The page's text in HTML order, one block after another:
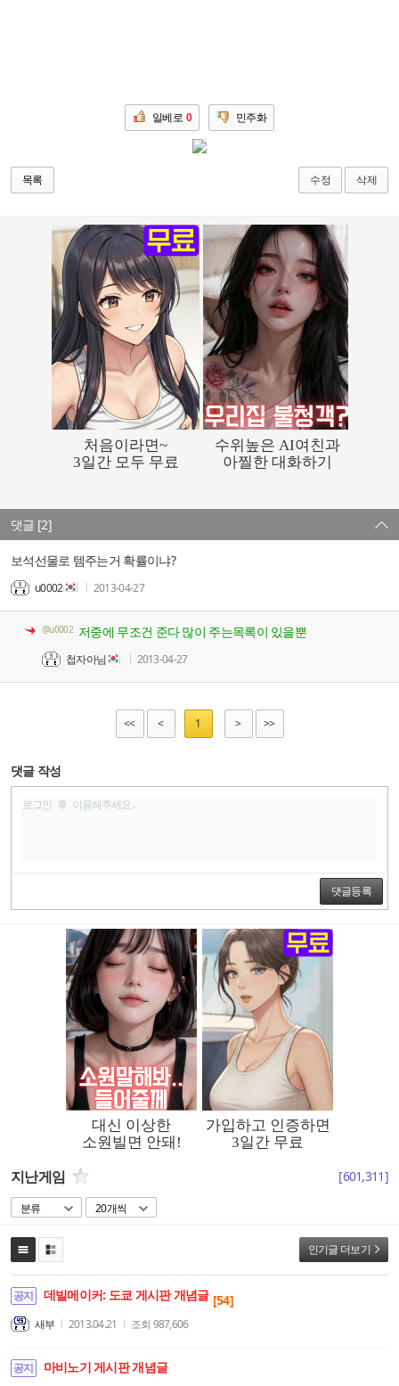
일베로 0 민주화
목록 수정 삭제
댓글 [2]
보석선물로 템주는거 확률이냐?
u0002 2013-04-27
@u0002 저중에 무조건 준다 많이 주는목록이 있을뿐
첩자아님 2013-04-27
<< < 1 > >>
댓글 작성
댓글등록
지난게임 [601,311]
분류 20개씩
인기글 더보기
공지 데빌메이커: 도쿄 게시판 개념글 [54]
새부 2013.04.21 조회 987,606
공지 마비노기 게시판 개념글